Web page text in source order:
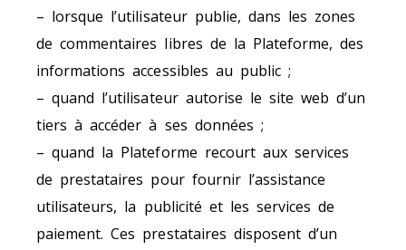
– lorsque l’utilisateur publie, dans les zones
de commentaires libres de la Plateforme, des
informations accessibles au public ;
– quand l’utilisateur autorise le site web d’un
tiers à accéder à ses données ;
– quand la Plateforme recourt aux services
de prestataires pour fournir l’assistance
utilisateurs, la publicité et les services de
paiement. Ces prestataires disposent d’un